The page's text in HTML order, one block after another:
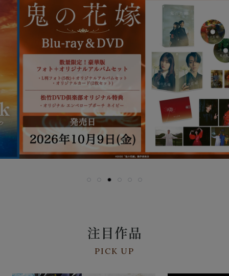
注目作品
PICK UP